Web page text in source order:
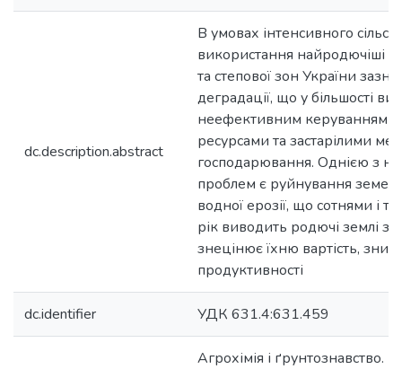
dc.description.abstract
В умовах інтенсивного
використання найродючіші
та степової зон України
деградації, що у більшості
неефективним керуванням
ресурсами та застарілими
господарювання. Однією з
проблем є руйнування земель
водної ерозії, що сотнями і
рік виводить родючі землі з
знецінює їхню вартість,
продуктивності
dc.identifier УДК 631.4:631.459
Агрохімія і ґрунтознавство.